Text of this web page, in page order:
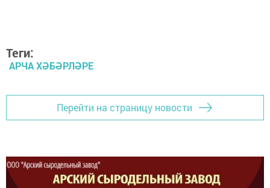
АРЧА ХӘБӘРЛӘРЕ
Перейти на страницу новости